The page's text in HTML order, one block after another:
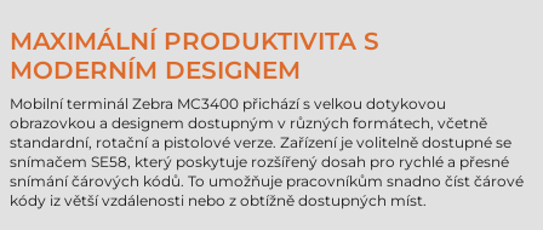
MAXIMÁLNÍ PRODUKTIVITA S
MODERNÍM DESIGNEM
Mobilní terminál Zebra MC3400 přichází s velkou dotykovou
obrazovkou a designem dostupným v různých formátech, včetně
standardní, rotační a pistolové verze. Zařízení je volitelně dostupné se
snímačem SE58, který poskytuje rozšířený dosah pro rychlé a přesné
snímání čárových kódů. To umožňuje pracovníkům snadno číst čárové
kódy iz větší vzdálenosti nebo z obtížně dostupných míst.